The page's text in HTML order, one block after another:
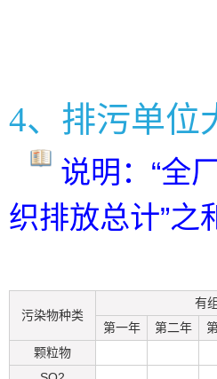
4、排污单位
说明：“全
织排放总计”之
污染物种类
有
第一年
第二年
颗粒物